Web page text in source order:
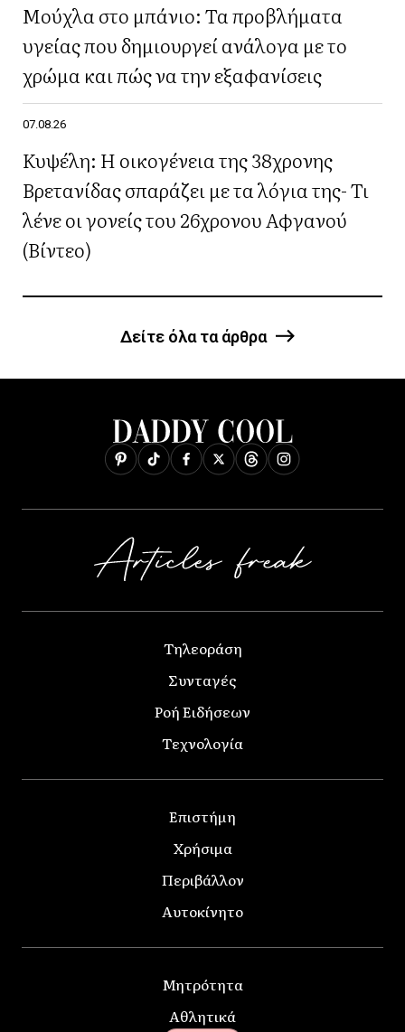
Μούχλα στο μπάνιο: Τα προβλήματα
υγείας που δημιουργεί ανάλογα με το
χρώμα και πώς να την εξαφανίσεις
07.08.26
Κυψέλη: Η οικογένεια της 38χρονης
Βρετανίδας σπαράζει με τα λόγια της- Τι
λένε οι γονείς του 26χρονου Αφγανού
(Βίντεο)
Δείτε όλα τα άρθρα
Τηλεοράση
Συνταγές
Ροή Ειδήσεων
Τεχνολογία
Επιστήμη
Χρήσιμα
Περιβάλλον
Αυτοκίνητο
Μητρότητα
Αθλητικά